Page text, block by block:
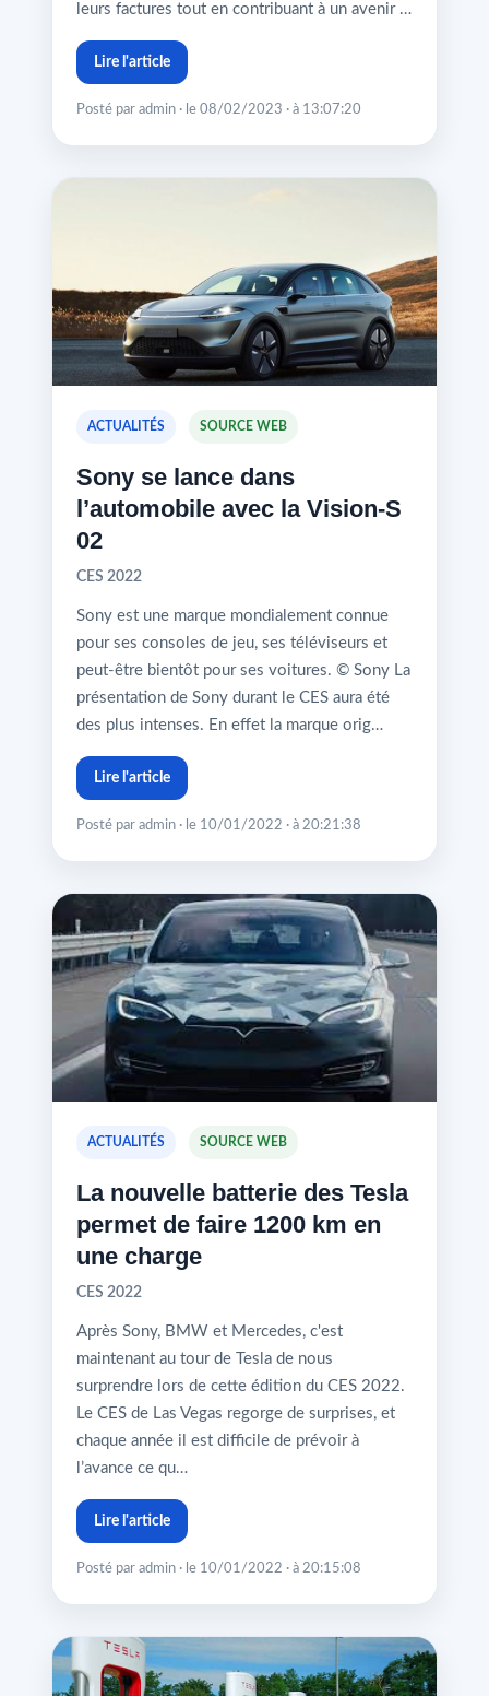
leurs factures tout en contribuant à un avenir …
Lire l'article
Posté par admin · le 08/02/2023 · à 13:07:20
ACTUALITÉS SOURCE WEB
Sony se lance dans
l’automobile avec la Vision-S
02
CES 2022
Sony est une marque mondialement connue
pour ses consoles de jeu, ses téléviseurs et
peut-être bientôt pour ses voitures. © Sony La
présentation de Sony durant le CES aura été
des plus intenses. En effet la marque orig…
Lire l'article
Posté par admin · le 10/01/2022 · à 20:21:38
ACTUALITÉS SOURCE WEB
La nouvelle batterie des Tesla
permet de faire 1200 km en
une charge
CES 2022
Après Sony, BMW et Mercedes, c'est
maintenant au tour de Tesla de nous
surprendre lors de cette édition du CES 2022.
Le CES de Las Vegas regorge de surprises, et
chaque année il est difficile de prévoir à
l’avance ce qu…
Lire l'article
Posté par admin · le 10/01/2022 · à 20:15:08